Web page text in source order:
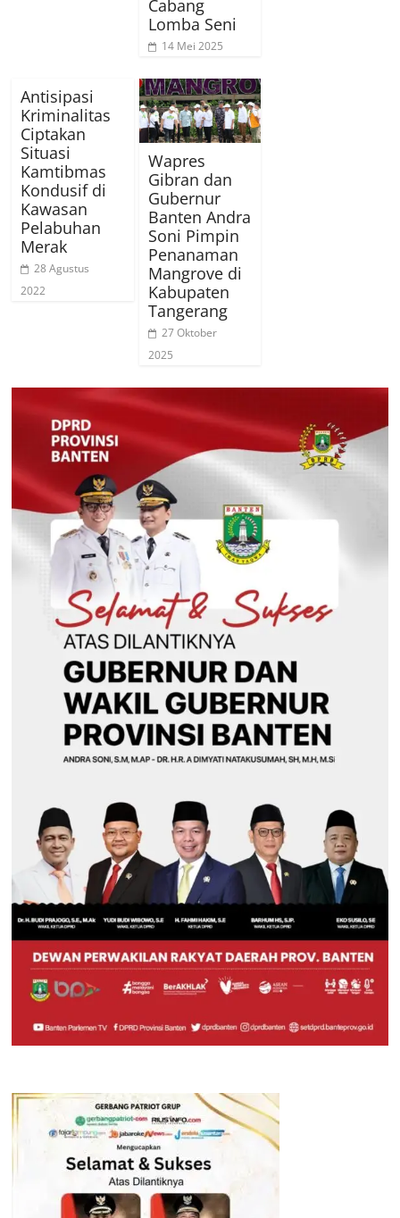
Cabang
Lomba Seni
14 Mei 2025
Antisipasi
Kriminalitas
Ciptakan
Situasi
Kamtibmas
Kondusif di
Kawasan
Pelabuhan
Merak
28 Agustus
2022
Wapres
Gibran dan
Gubernur
Banten Andra
Soni Pimpin
Penanaman
Mangrove di
Kabupaten
Tangerang
27 Oktober
2025